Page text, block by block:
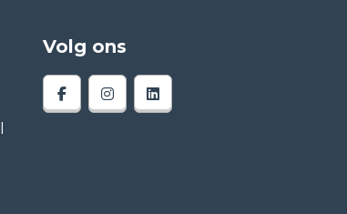
Volg ons